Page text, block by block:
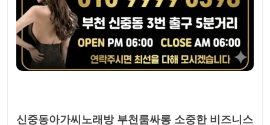
신중동아가씨노래방 부천룸싸롱 소중한 비즈니스